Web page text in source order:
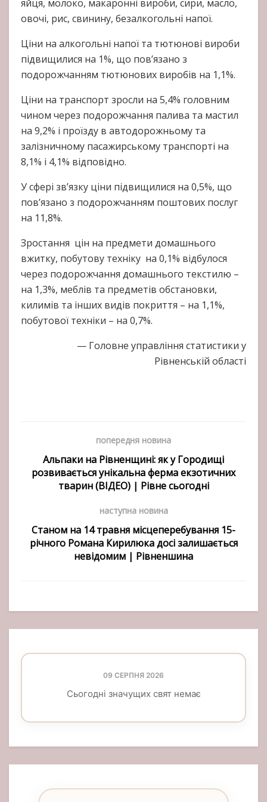
яйця, молоко, макаронні вироби, сири, масло,
овочі, рис, свинину, безалкогольні напої.
Ціни на алкогольні напої та тютюнові вироби
підвищилися на 1%, що пов’язано з
подорожчанням тютюнових виробів на 1,1%.
Ціни на транспорт зросли на 5,4% головним
чином через подорожчання палива та мастил
на 9,2% і проїзду в автодорожньому та
залізничному пасажирському транспорті на
8,1% і 4,1% відповідно.
У сфері зв’язку ціни підвищилися на 0,5%, що
пов’язано з подорожчанням поштових послуг
на 11,8%.
Зростання цін на предмети домашнього
вжитку, побутову техніку на 0,1% відбулося
через подорожчання домашнього текстилю –
на 1,3%, меблів та предметів обстановки,
килимів та інших видів покриття – на 1,1%,
побутової техніки – ­на 0,7%.
— Головне управління статистики у
Рівненській області
попередня новина
Альпаки на Рівненщині: як у Городищі
розвивається унікальна ферма екзотичних
тварин (ВІДЕО) | Рівне сьогодні
наступна новина
Станом на 14 травня місцеперебування 15-
річного Романа Кирилюка досі залишається
невідомим | Рівненшина
09 СЕРПНЯ 2026
Сьогодні значущих свят немає